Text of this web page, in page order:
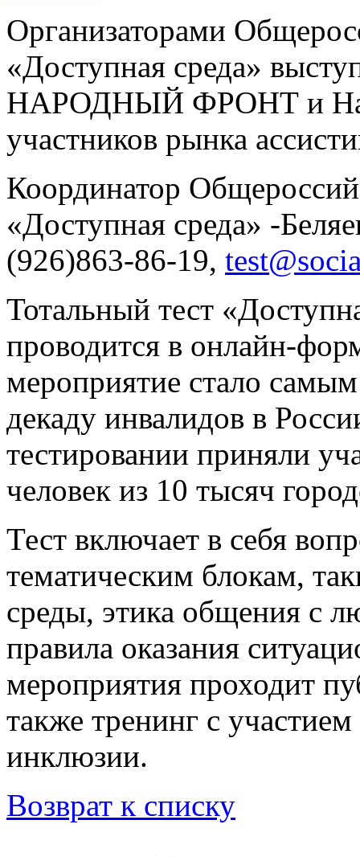
Организаторами
«Доступная среда»
НАРОДНЫЙ ФРОНТ и
участников рынка
Координатор
«Доступная среда» -
(926)863-86-19,
Тотальный тест
проводится в онлайн-
мероприятие стало
декаду инвалидов в
тестировании приняли
человек из 10 тысяч
Тест включает в себя
тематическим блокам,
среды, этика общения с
правила оказания
мероприятия проходит
также тренинг с
инклюзии.
Возврат к списку